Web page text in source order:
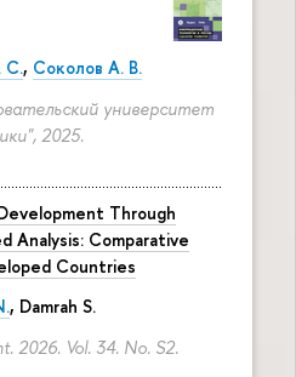
С., Соколов А. В.
университет
2025.
Through
Analysis: Comparative
Countries
, Damrah S.
2026. Vol. 34. No. S2.